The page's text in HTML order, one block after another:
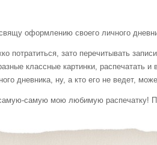
оформлению своего личного
зато перечитывать
классные картинки,
дневника, ну, а кто его не ведет,
самую мою любимую распечатку!